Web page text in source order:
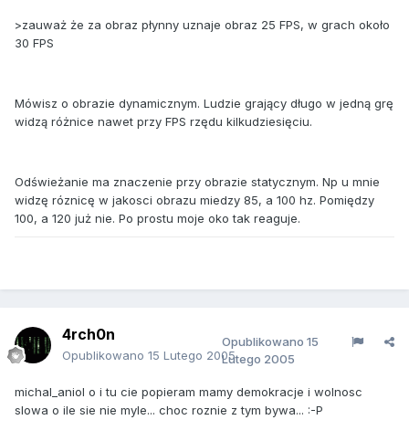
>zauważ że za obraz płynny uznaje obraz 25 FPS, w grach około
30 FPS
Mówisz o obrazie dynamicznym. Ludzie grający długo w jedną grę
widzą różnice nawet przy FPS rzędu kilkudziesięciu.
Odświeżanie ma znaczenie przy obrazie statycznym. Np u mnie
widzę róznicę w jakosci obrazu miedzy 85, a 100 hz. Pomiędzy
100, a 120 już nie. Po prostu moje oko tak reaguje.
4rch0n
Opublikowano 15 Lutego 2005
Opublikowano 15
Lutego 2005
michal_aniol o i tu cie popieram mamy demokracje i wolnosc
slowa o ile sie nie myle... choc roznie z tym bywa... :-P